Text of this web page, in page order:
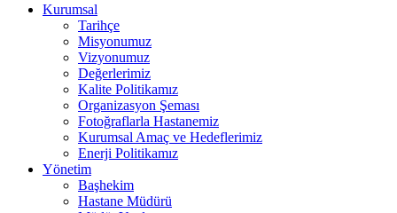
Kurumsal
Tarihçe
Misyonumuz
Vizyonumuz
Değerlerimiz
Kalite Politikamız
Organizasyon Şeması
Fotoğraflarla Hastanemiz
Kurumsal Amaç ve Hedeflerimiz
Enerji Politikamız
Yönetim
Başhekim
Hastane Müdürü